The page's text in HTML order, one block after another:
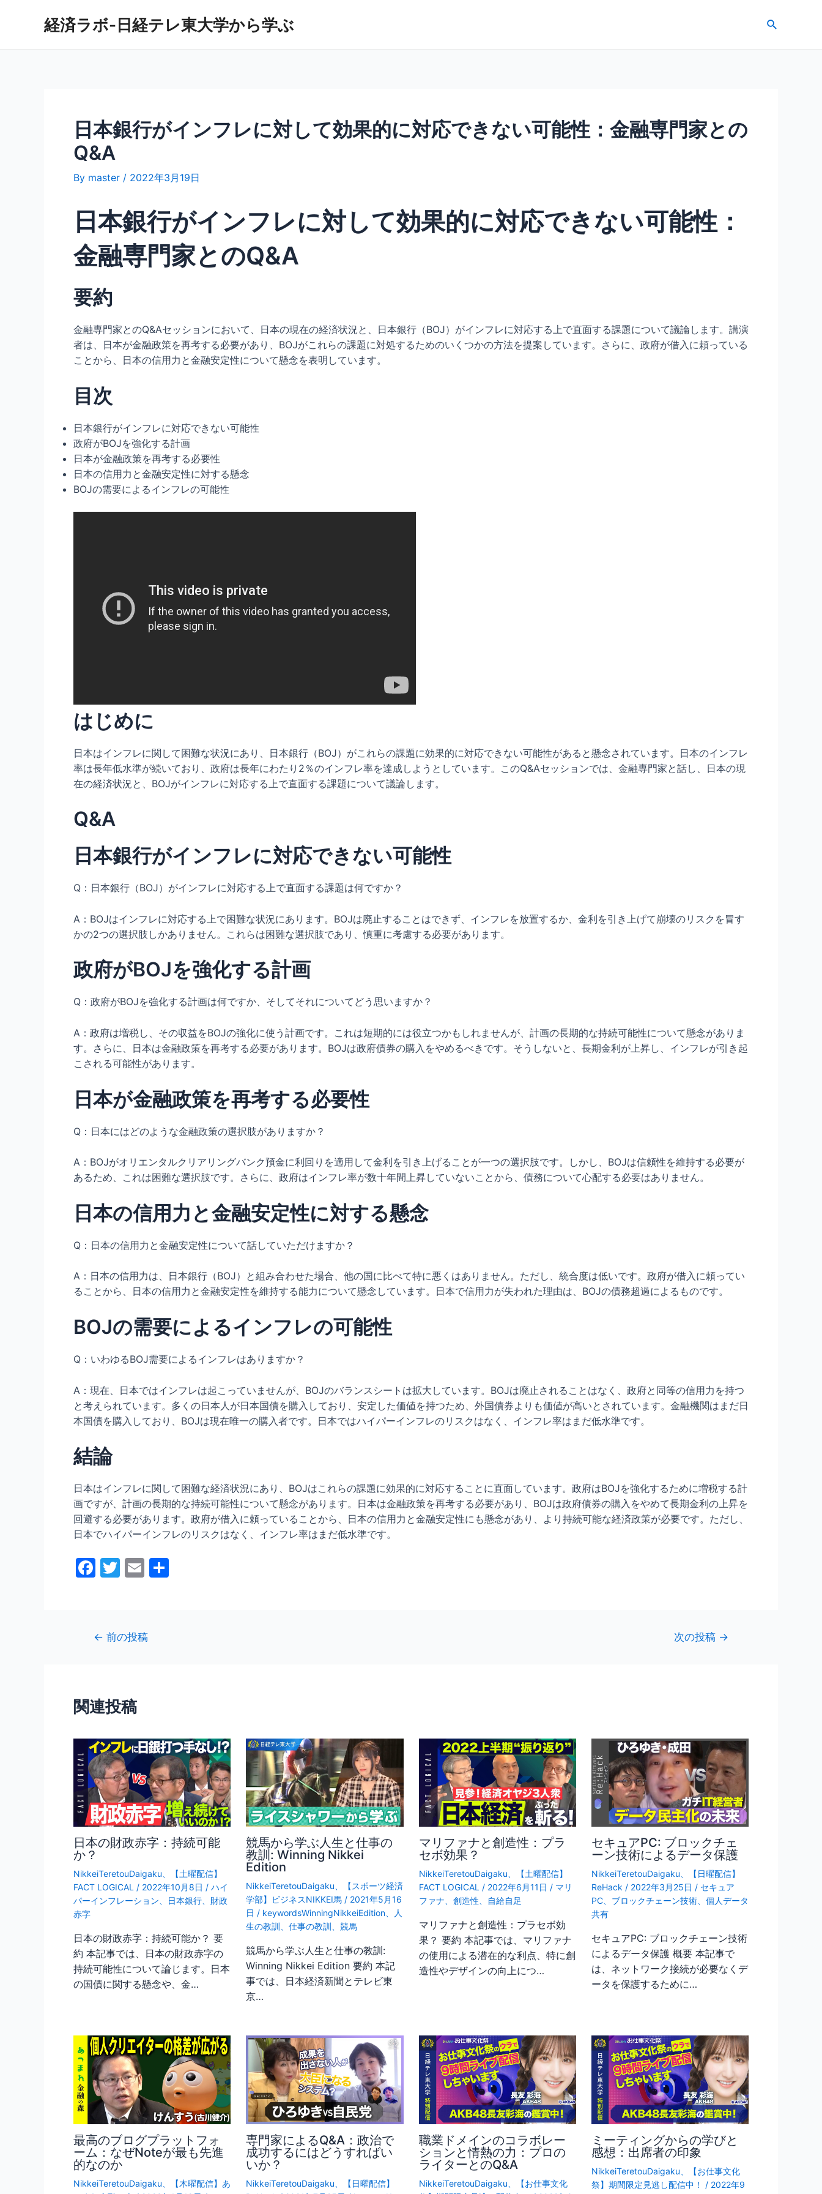
経済ラボ-日経テレ東大学から学ぶ
検
日本銀行がインフレに対して効果的に対応できない可能性：金融専門家との
Q&A
By master / 2022年3月19日
日本銀行がインフレに対して効果的に対応できない可能性：
金融専門家とのQ&A
要約
金融専門家とのQ&Aセッションにおいて、日本の現在の経済状況と、日本銀行（BOJ）がインフレに対応する上で直面する課題について議論します。講演
者は、日本が金融政策を再考する必要があり、BOJがこれらの課題に対処するためのいくつかの方法を提案しています。さらに、政府が借入に頼っている
ことから、日本の信用力と金融安定性について懸念を表明しています。
目次
日本銀行がインフレに対応できない可能性
政府がBOJを強化する計画
日本が金融政策を再考する必要性
日本の信用力と金融安定性に対する懸念
BOJの需要によるインフレの可能性
はじめに
日本はインフレに関して困難な状況にあり、日本銀行（BOJ）がこれらの課題に効果的に対応できない可能性があると懸念されています。日本のインフレ
率は長年低水準が続いており、政府は長年にわたり2％のインフレ率を達成しようとしています。このQ&Aセッションでは、金融専門家と話し、日本の現
在の経済状況と、BOJがインフレに対応する上で直面する課題について議論します。
Q&A
日本銀行がインフレに対応できない可能性
Q：日本銀行（BOJ）がインフレに対応する上で直面する課題は何ですか？
A：BOJはインフレに対応する上で困難な状況にあります。BOJは廃止することはできず、インフレを放置するか、金利を引き上げて崩壊のリスクを冒す
かの2つの選択肢しかありません。これらは困難な選択肢であり、慎重に考慮する必要があります。
政府がBOJを強化する計画
Q：政府がBOJを強化する計画は何ですか、そしてそれについてどう思いますか？
A：政府は増税し、その収益をBOJの強化に使う計画です。これは短期的には役立つかもしれませんが、計画の長期的な持続可能性について懸念がありま
す。さらに、日本は金融政策を再考する必要があります。BOJは政府債券の購入をやめるべきです。そうしないと、長期金利が上昇し、インフレが引き起
こされる可能性があります。
日本が金融政策を再考する必要性
Q：日本にはどのような金融政策の選択肢がありますか？
A：BOJがオリエンタルクリアリングバンク預金に利回りを適用して金利を引き上げることが一つの選択肢です。しかし、BOJは信頼性を維持する必要が
あるため、これは困難な選択肢です。さらに、政府はインフレ率が数十年間上昇していないことから、債務について心配する必要はありません。
日本の信用力と金融安定性に対する懸念
Q：日本の信用力と金融安定性について話していただけますか？
A：日本の信用力は、日本銀行（BOJ）と組み合わせた場合、他の国に比べて特に悪くはありません。ただし、統合度は低いです。政府が借入に頼ってい
ることから、日本の信用力と金融安定性を維持する能力について懸念しています。日本で信用力が失われた理由は、BOJの債務超過によるものです。
BOJの需要によるインフレの可能性
Q：いわゆるBOJ需要によるインフレはありますか？
A：現在、日本ではインフレは起こっていませんが、BOJのバランスシートは拡大しています。BOJは廃止されることはなく、政府と同等の信用力を持つ
と考えられています。多くの日本人が日本国債を購入しており、安定した価値を持つため、外国債券よりも価値が高いとされています。金融機関はまだ日
本国債を購入しており、BOJは現在唯一の購入者です。日本ではハイパーインフレのリスクはなく、インフレ率はまだ低水準です。
結論
日本はインフレに関して困難な経済状況にあり、BOJはこれらの課題に効果的に対応することに直面しています。政府はBOJを強化するために増税する計
画ですが、計画の長期的な持続可能性について懸念があります。日本は金融政策を再考する必要があり、BOJは政府債券の購入をやめて長期金利の上昇を
回避する必要があります。政府が借入に頼っていることから、日本の信用力と金融安定性にも懸念があり、より持続可能な経済政策が必要です。ただし、
日本でハイパーインフレのリスクはなく、インフレ率はまだ低水準です。
F
b
k
T
er
E
l
ゲ
ー
ン
← 前の投稿 次の投稿 →
関連投稿
日本の財政赤字：持続可能
か？
NikkeiTeretouDaigaku、
【土曜配信】
FACT LOGICAL / 2022年10月8日 / ハイ
パーインフレーション、 日本銀行、 財政
赤字
日本の財政赤字：持続可能か？ 要
約 本記事では、日本の財政赤字の
持続可能性について論じます。日本
の国債に関する懸念や、金…
競馬から学ぶ人生と仕事の
教訓: Winning Nikkei
Edition
NikkeiTeretouDaigaku、
【スポーツ経済
学部】ビジネスNIKKEI馬 / 2021年5月16
日 / keywordsWinningNikkeiEdition、
人
生の教訓、仕事の教訓、競馬
競馬から学ぶ人生と仕事の教訓:
Winning Nikkei Edition 要約 本記
事では、日本経済新聞とテレビ東
京…
マリファナと創造性：プラ
セボ効果？
NikkeiTeretouDaigaku、
【土曜配信】
FACT LOGICAL/ 2022年6月11日 / マリ
ファナ、 創造性、 自給自足
マリファナと創造性：プラセボ効
果？ 要約 本記事では、マリファナ
の使用による潜在的な利点、特に創
造性やデザインの向上につ…
セキュアPC: ブロックチェ
ーン技術によるデータ保護
NikkeiTeretouDaigaku、
【日曜配信】
ReHack/ 2022年3月25日 / セキュア
PC、 ブロックチェーン技術、 個人データ
共有
セキュアPC: ブロックチェーン技術
によるデータ保護 概要 本記事で
は、ネットワーク接続が必要なくデ
ータを保護するために…
最高のブログプラットフォ
ーム：なぜNoteが最も先進
的なのか
NikkeiTeretouDaigaku
【木曜配信】あ
専門家によるQ&A：政治で
成功するにはどうすればい
いか？
NikkeiTeretouDaigaku
【日曜配信】
職業ドメインのコラボレー
ションと情熱の力：プロの
ライターとのQ&A
NikkeiTeretouDaigaku
【お仕事文化
ミーティングからの学びと
感想：出席者の印象
NikkeiTeretouDaigaku
【お仕事文化
祭】期間限定見逃し配信中！
/ 2022年9